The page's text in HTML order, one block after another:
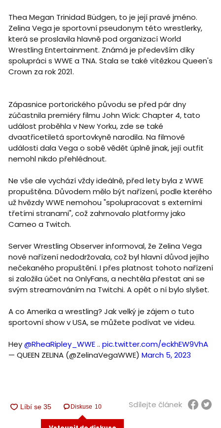
Thea Megan Trinidad Büdgen, to je její pravé jméno.
Zelina Vega je sportovní pseudonym této wrestlerky,
která se proslavila hlavně pod organizací World
Wrestling Entertainment. Známá je především díky
spolupráci s WWE a TNA. Stala se také vítězkou Queen's
Crown za rok 2021.
Zápasnice portorického původu se před pár dny
zúčastnila premiéry filmu John Wick: Chapter 4, tato
událost proběhla v New Yorku, zde se také
dvaatřicetiletá sportovkyně narodila. Na filmové
události dala Vega o sobě vědět úplně jinak, její outfit
nemohl nikdo přehlédnout.
Ne vše ale vychází vždy ideálně, před lety byla z WWE
propuštěna. Důvodem mělo být nařízení, podle kterého
už hvězdy WWE nemohou "spolupracovat s externími
třetími stranami", což zahrnovalo platformy jako
Cameo a Twitch.
Server Wrestling Observer informoval, že Zelina Vega
nové nařízení nedodržovala, což byl hlavní důvod jejího
nečekaného propuštění. I přes platnost tohoto nařízení
si založila účet na OnlyFans, a nechtěla přestat ani se
svým streamováním na Twitchi. A opět o ní bylo slyšet.
A co Amerika a wrestling? Jak velký je zájem o tuto
sportovní show v USA, se můžete podívat ve videu.
Hey@RheaRipley_WWE.. pic.twitter.com/eckhEW9VhA
— QUEEN ZELINA (@ZelinaVegaWWE) March 5, 2023
Diskuse 10 Sdílejte článek